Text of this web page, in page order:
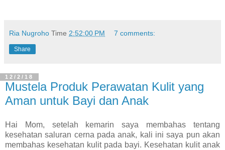
Ria Nugroho Time 2:52:00 PM 7 comments:
Share
12/2/18
Mustela Produk Perawatan Kulit yang
Aman untuk Bayi dan Anak
Hai Mom, setelah kemarin saya membahas tentang
kesehatan saluran cerna pada anak, kali ini saya pun akan
membahas kesehatan kulit pada bayi. Kesehatan kulit anak